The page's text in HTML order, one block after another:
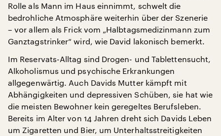
Rolle als Mann im Haus einnimmt, schwelt die
bedrohliche Atmosphäre weiterhin über der Szenerie
– vor allem als Frick vom „Halbtagsmedizinmann zum
Ganztagstrinker“ wird, wie David lakonisch bemerkt.
Im Reservats-Alltag sind Drogen- und Tablettensucht,
Alkoholismus und psychische Erkrankungen
allgegenwärtig. Auch Davids Mutter kämpft mit
Abhängigkeiten und depressiven Schüben, sie hat wie
die meisten Bewohner kein geregeltes Berufsleben.
Bereits im Alter von 14 Jahren dreht sich Davids Leben
um Zigaretten und Bier, um Unterhaltsstreitigkeiten